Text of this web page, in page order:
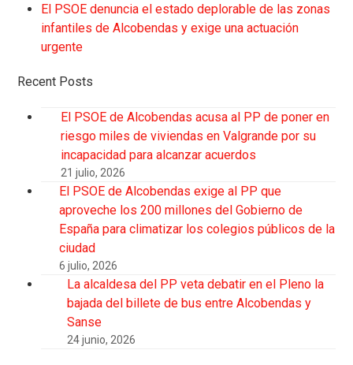
El PSOE denuncia el estado deplorable de las zonas
infantiles de Alcobendas y exige una actuación
urgente
Recent Posts
El PSOE de Alcobendas acusa al PP de poner en
riesgo miles de viviendas en Valgrande por su
incapacidad para alcanzar acuerdos
21 julio, 2026
El PSOE de Alcobendas exige al PP que
aproveche los 200 millones del Gobierno de
España para climatizar los colegios públicos de la
ciudad
6 julio, 2026
La alcaldesa del PP veta debatir en el Pleno la
bajada del billete de bus entre Alcobendas y
Sanse
24 junio, 2026